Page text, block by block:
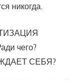
никогда.
чего?
СЕБЯ?